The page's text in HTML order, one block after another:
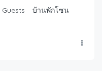
Guests
บ้านพักโซน